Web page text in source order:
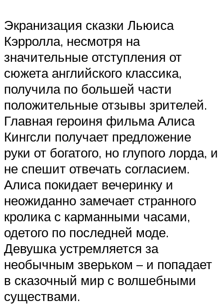
Экранизация сказки Льюиса
Кэрролла, несмотря на
значительные отступления от
сюжета английского классика,
получила по большей части
положительные отзывы зрителей.
Главная героиня фильма Алиса
Кингсли получает предложение
руки от богатого, но глупого лорда, и
не спешит отвечать согласием.
Алиса покидает вечеринку и
неожиданно замечает странного
кролика с карманными часами,
одетого по последней моде.
Девушка устремляется за
необычным зверьком – и попадает
в сказочный мир с волшебными
существами.